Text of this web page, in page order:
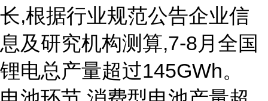
长,根据行业规范公告企业信
息及研究机构测算,7-8月全国
锂电总产量超过145GWh。